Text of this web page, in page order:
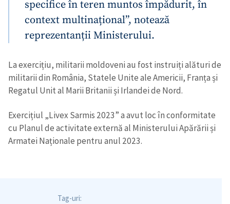
specifice în teren muntos împădurit, în
context multinațional”, notează
reprezentanții Ministerului.
La exercițiu, militarii moldoveni au fost instruiți alături de
militarii din România, Statele Unite ale Americii, Franța și
Regatul Unit al Marii Britanii și Irlandei de Nord.
Exercițiul „Livex Sarmis 2023” a avut loc în conformitate
cu Planul de activitate externă al Ministerului Apărării și
Armatei Naționale pentru anul 2023.
Tag-uri: